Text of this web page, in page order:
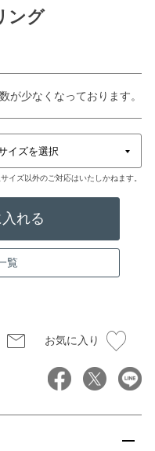
ング
が少なくなっております。
イズ以外のご対応はいたしかねます。
覧
お気に入り